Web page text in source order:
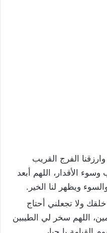
الفرج القريب
الأقدار، اللهم أبعد
ويظهر لنا الخير.
ولا تجعلني أحتاج
اللهم سخر لي الطيبين